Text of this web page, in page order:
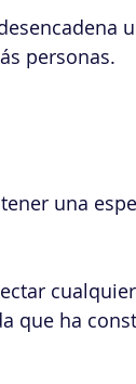
personas.
una
cualquier
que ha